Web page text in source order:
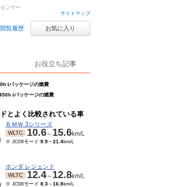
サイトマップ
閲覧履歴 お気に入り
お役立ち記事
Iパッケージの燃費
Iパッケージの燃費
ンサー
とよく比較されている車
ＢＭＷ 3シリーズ
WLTC 10.6～ 15.6km/L
※ JC08モード 9.9～21.4km/L
ホンダ レジェンド
WLTC 12.4～ 12.8km/L
※ JC08モード 8.3～16.8km/L